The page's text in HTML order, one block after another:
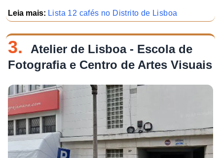
Leia mais: Lista 12 cafés no Distrito de Lisboa
3.
Atelier de Lisboa - Escola de
Fotografia e Centro de Artes Visuais